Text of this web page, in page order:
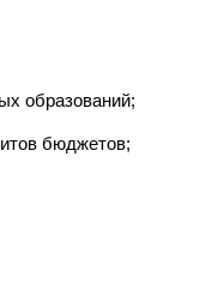
образований;
бюджетов;